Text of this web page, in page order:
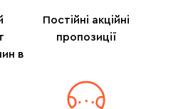
в
Постійні акційні
пропозиції